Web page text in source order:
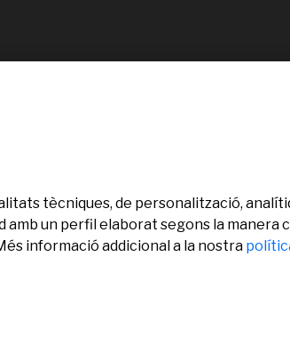
tècniques, de personalització,
un perfil elaborat segons la manera
informació addicional a la nostra